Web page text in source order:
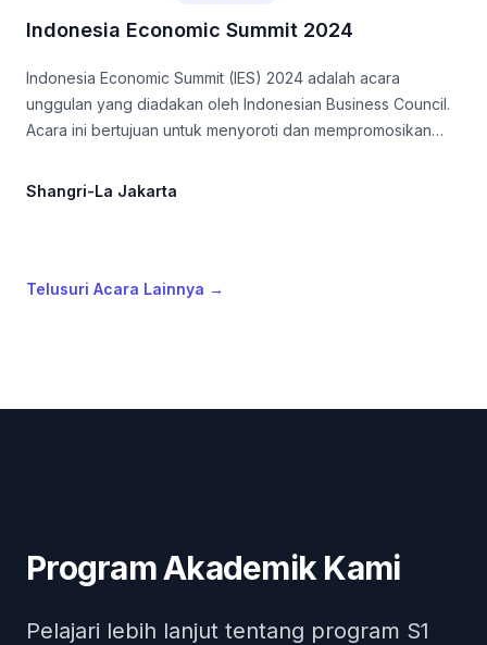
Indonesia Economic Summit 2024
Indonesia Economic Summit (IES) 2024 adalah acara
unggulan yang diadakan oleh Indonesian Business Council.
Acara ini bertujuan untuk menyoroti dan mempromosikan
Shangri-La Jakarta
Telusuri Acara Lainnya →
Program Akademik Kami
Pelajari lebih lanjut tentang program S1